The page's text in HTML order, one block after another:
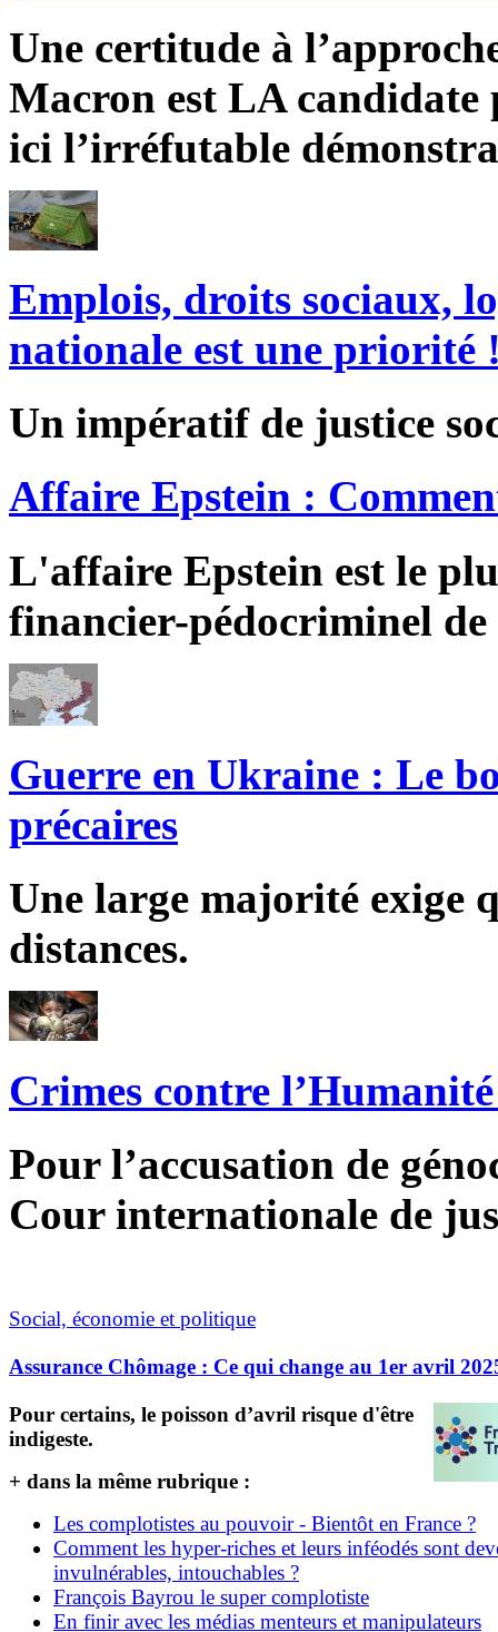
Une certitude à
Macron est LA candidate
ici l’irréfutable
Emplois, droits sociaux,
nationale est une priorité
Un impératif de justice
Affaire Epstein :
L'affaire Epstein est le
financier-pédocriminel
Guerre en Ukraine : Le
précaires
Une large majorité exige
distances.
Crimes contre
Pour l’accusation de
Cour internationale de
Social, économie et politique
Assurance Chômage : Ce qui change au 1er avril
Pour certains, le poisson d’avril risque d'être
indigeste.
+ dans la même rubrique :
Les complotistes au pouvoir - Bientôt en France ?
Comment les hyper-riches et leurs inféodés sont
invulnérables, intouchables ?
François Bayrou le super complotiste
En finir avec les médias menteurs et manipulateurs